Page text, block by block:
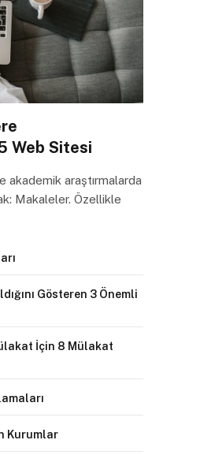
Web Sitesi
araştırmalarda
Makaleler. Özellikle
Gösteren 3 Önemli
İçin 8 Mülakat
Kurumlar